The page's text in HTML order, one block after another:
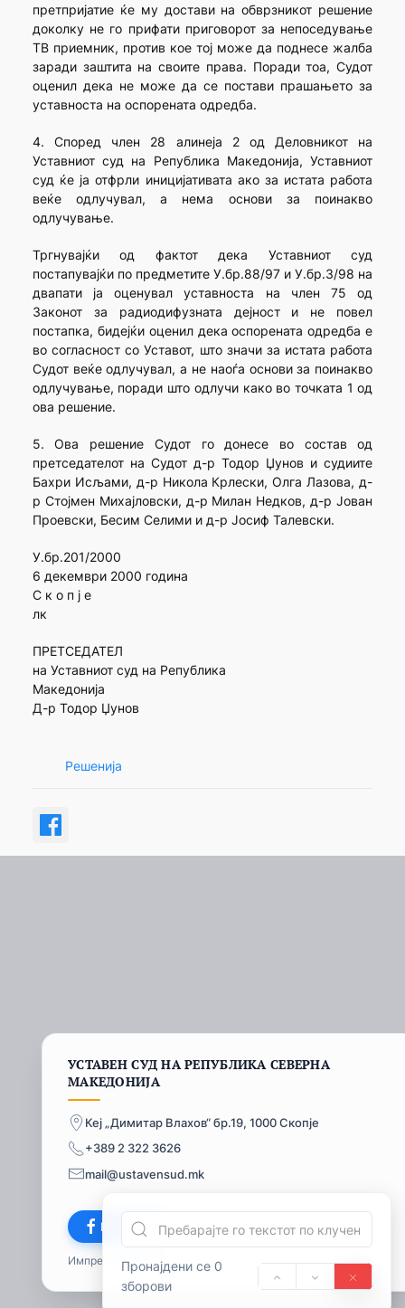
Пронајдени се 0
зборови
претпријатие ќе му достави на обврзникот решение
доколку не го прифати приговорот за непоседување
ТВ приемник, против кое тој може да поднесе жалба
заради заштита на своите права. Поради тоа, Судот
оценил дека не може да се постави прашањето за
уставноста на оспорената одредба.
4. Според член 28 алинеја 2 од Деловникот на
Уставниот суд на Република Македонија, Уставниот
суд ќе ја отфрли иницијативата ако за истата работа
веќе одлучувал, а нема основи за поинакво
одлучување.
Тргнувајќи од фактот дека Уставниот суд
постапувајќи по предметите У.бр.88/97 и У.бр.3/98 на
двапати ја оценувал уставноста на член 75 од
Законот за радиодифузната дејност и не повел
постапка, бидејќи оценил дека оспорената одредба е
во согласност со Уставот, што значи за истата работа
Судот веќе одлучувал, а не наоѓа основи за поинакво
одлучување, поради што одлучи како во точката 1 од
ова решение.
5. Ова решение Судот го донесе во состав од
претседателот на Судот д-р Тодор Џунов и судиите
Бахри Исљами, д-р Никола Крлески, Олга Лазова, д-
р Стојмен Михајловски, д-р Милан Недков, д-р Јован
Проевски, Бесим Селими и д-р Јосиф Талевски.
У.бр.201/2000
6 декември 2000 година
С к о п ј е
лк
ПРЕТСЕДАТЕЛ
на Уставниот суд на Република
Македонија
Д-р Тодор Џунов
Решенија
УСТАВЕН СУД НА РЕПУБЛИКА СЕВЕРНА
МАКЕДОНИЈА
Кеј „Димитар Влахов“ бр.19, 1000 Скопје
+389 2 322 3626
mail@ustavensud.mk
Facebook
Импресум© 2026